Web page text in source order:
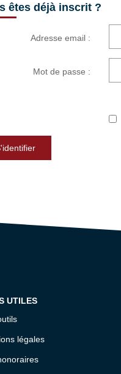
êtes déjà inscrit ?
Adresse email :
Mot de passe :
UTILES
légales